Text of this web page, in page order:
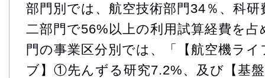
部門別では、航空技術部門34％、科
二部門で56%以上の利用試算経費を
門の事業区分別では、「【航空機ラ
ブ】①先んずる研究7.2%、及び【基